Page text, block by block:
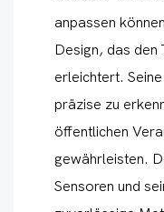
anpassen
Design, das den
erleichtert.
präzise zu
öffentlichen
gewährleisten.
Sensoren und